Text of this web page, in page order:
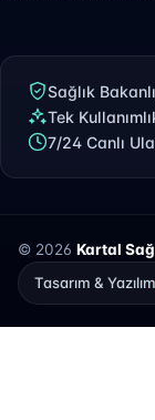
Sağlık
Tek
7/24 Canlı
© 2026 Kartal
Tasarım & Yazılım